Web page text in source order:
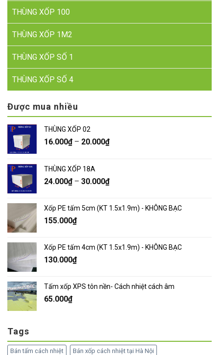
THÙNG XỐP 100
THÙNG XỐP 1M2
THÙNG XỐP SỐ 1
THÙNG XỐP SỐ 4
Được mua nhiều
THÙNG XỐP 02
16.000₫– 20.000₫
THÙNG XỐP 18A
24.000₫– 30.000₫
Xốp PE tấm 5cm (KT 1.5x1.9m) - KHÔNG BẠC
155.000₫
Xốp PE tấm 4cm (KT 1.5x1.9m) - KHÔNG BẠC
130.000₫
Tấm xốp XPS tôn nền- Cách nhiệt cách âm
65.000₫
Tags
Bán tấm cách nhiệt Bán xốp cách nhiệt tại Hà Nội